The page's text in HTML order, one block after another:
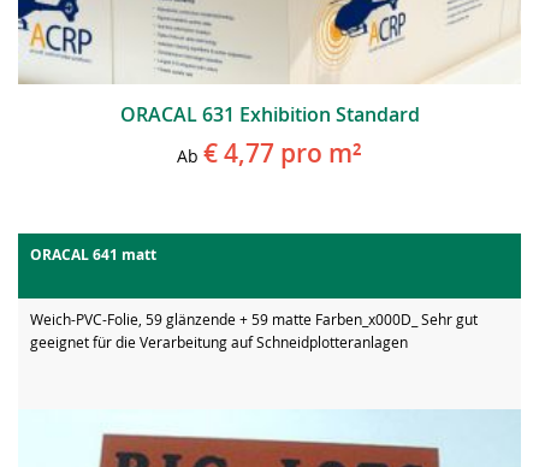
ORACAL 631 Exhibition Standard
Ab € 4,77 pro m²
ORACAL 641 matt
Weich-PVC-Folie, 59 glänzende + 59 matte Farben_x000D_ Sehr gut
geeignet für die Verarbeitung auf Schneidplotteranlagen